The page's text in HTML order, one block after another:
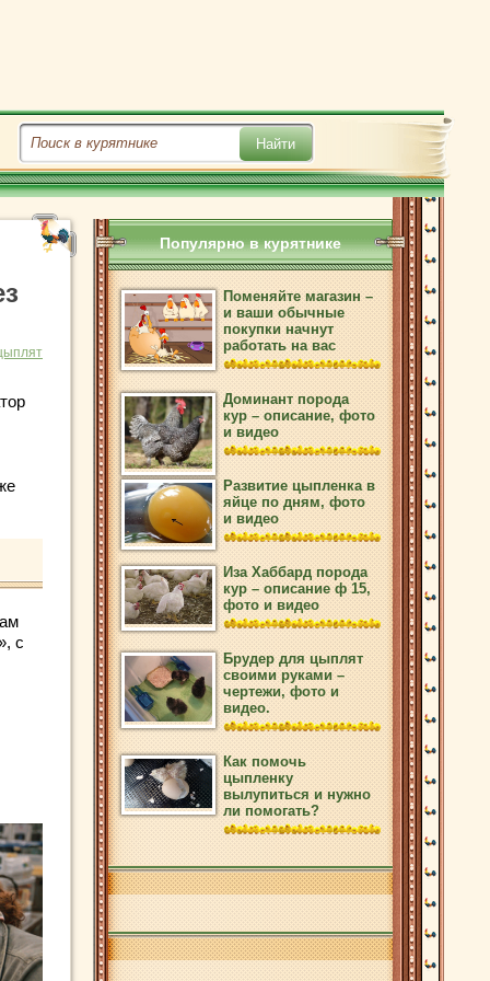
с
Популярно в курятнике
Поменяйте магазин –
и ваши обычные
покупки начнут
работать на вас
Доминант порода
кур – описание, фото
и видео
Развитие цыпленка в
яйце по дням, фото
и видео
Иза Хаббард порода
кур – описание ф 15,
фото и видео
Брудер для цыплят
своими руками –
чертежи, фото и
видео.
Как помочь
цыпленку
вылупиться и нужно
ли помогать?